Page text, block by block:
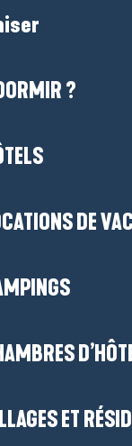
?
DE
ET
Brochures
légales-